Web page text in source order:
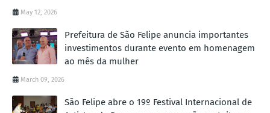
May 12, 2026
Prefeitura de São Felipe anuncia importantes
investimentos durante evento em homenagem
ao mês da mulher
March 09, 2026
São Felipe abre o 19º Festival Internacional de